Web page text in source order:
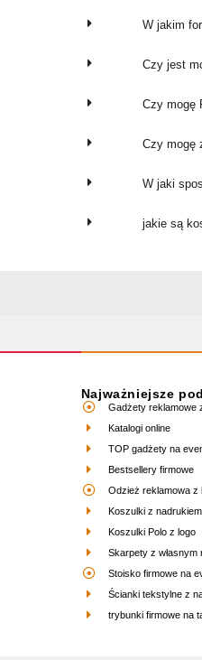
W jakim
Czy jest
Czy mogę
Czy mogę
W jaki
jakie są
Najważniejsze
Gadżety reklamowe
Katalogi online
TOP gadżety na
Bestsellery firmowe
Odzież reklamowa z
Koszulki z
Koszulki Polo z logo
Skarpety z własnym
Stoisko firmowe na
Ścianki tekstylne z
trybunki firmowe na